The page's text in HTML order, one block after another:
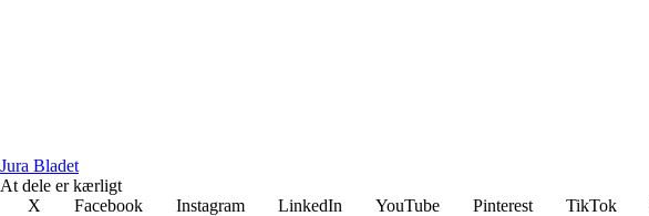
Jura Bladet
At dele er kærligt
X
Facebook Instagram LinkedIn YouTube Pinterest TikTok